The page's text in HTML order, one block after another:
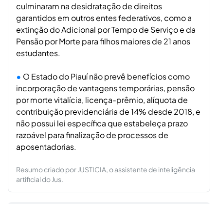
culminaram na desidratação de direitos
garantidos em outros entes federativos, como a
extinção do Adicional por Tempo de Serviço e da
Pensão por Morte para filhos maiores de 21 anos
estudantes.
O Estado do Piauí não prevê benefícios como
incorporação de vantagens temporárias, pensão
por morte vitalícia, licença-prêmio, alíquota de
contribuição previdenciária de 14% desde 2018, e
não possui lei específica que estabeleça prazo
razoável para finalização de processos de
aposentadorias.
Resumo criado por JUSTICIA, o assistente de inteligência
artificial do Jus.